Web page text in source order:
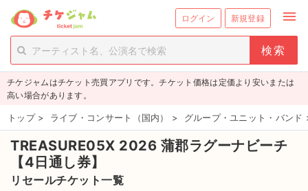
ログイン 新規登録 menu
person_add 新規会員登録
チケットを探す
新着チケット
値下げしたチケット
都道府県からチケットを探す
チケジャムはチケット売買アプリです。チケット価格は定価より安いまたは
高い場合があります。
トップ > ライブ・コンサート（国内） > グループ・ユニット・バンド
TREASURE05X 2026 蒲郡ラグーナビーチ
【4日通し券】
リセールチケット一覧